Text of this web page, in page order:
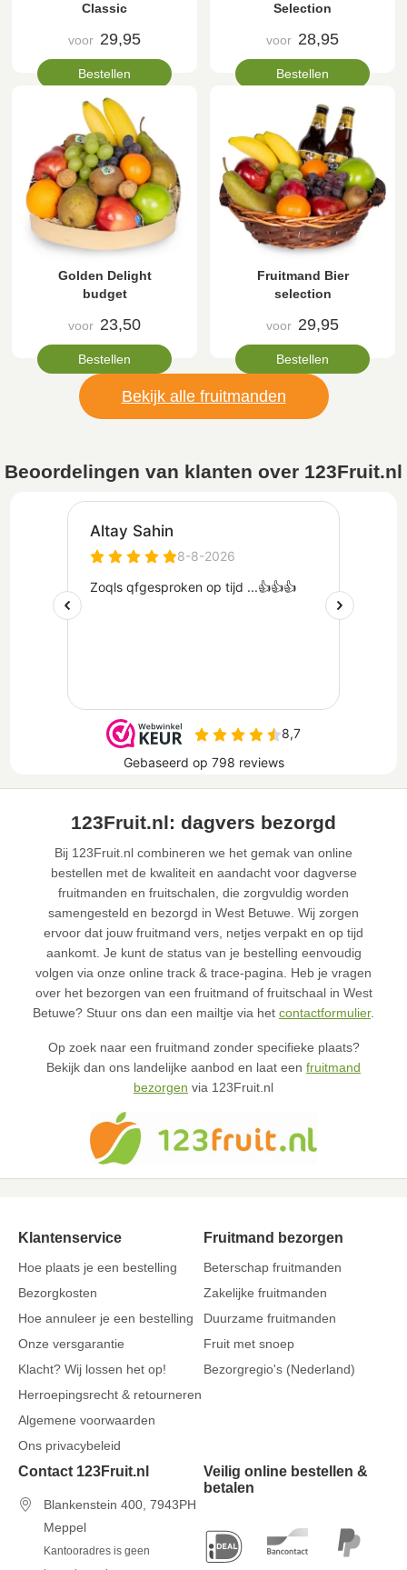
Classic
voor 29,95
Bestellen
Selection
voor 28,95
Bestellen
Golden Delight
budget
voor 23,50
Bestellen
Fruitmand Bier
selection
voor 29,95
Bestellen
Bekijk alle fruitmanden
Beoordelingen van klanten over 123Fruit.nl
123Fruit.nl: dagvers bezorgd
Bij 123Fruit.nl combineren we het gemak van online
bestellen met de kwaliteit en aandacht voor dagverse
fruitmanden en fruitschalen, die zorgvuldig worden
samengesteld en bezorgd in West Betuwe. Wij zorgen
ervoor dat jouw fruitmand vers, netjes verpakt en op tijd
aankomt. Je kunt de status van je bestelling eenvoudig
volgen via onze online track & trace-pagina. Heb je vragen
over het bezorgen van een fruitmand of fruitschaal in West
Betuwe? Stuur ons dan een mailtje via het contactformulier.
Op zoek naar een fruitmand zonder specifieke plaats?
Bekijk dan ons landelijke aanbod en laat een fruitmand
bezorgen via 123Fruit.nl
Klantenservice
Hoe plaats je een bestelling
Bezorgkosten
Hoe annuleer je een bestelling
Onze versgarantie
Klacht? Wij lossen het op!
Herroepingsrecht & retourneren
Algemene voorwaarden
Ons privacybeleid
Fruitmand bezorgen
Beterschap fruitmanden
Zakelijke fruitmanden
Duurzame fruitmanden
Fruit met snoep
Bezorgregio's (Nederland)
Contact 123Fruit.nl
Blankenstein 400, 7943PH
Meppel
Kantooradres is geen
Veilig online bestellen &
betalen